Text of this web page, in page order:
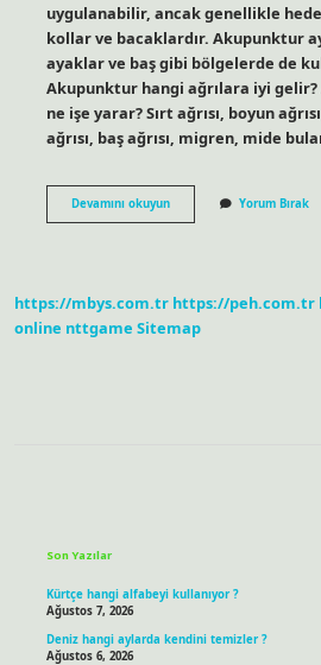
uygulanabilir, ancak genellikle
kollar ve bacaklardır. Akupunktur
ayaklar ve baş gibi bölgelerde de
Akupunktur hangi ağrılara iyi
ne işe yarar? Sırt ağrısı, boyun
ağrısı, baş ağrısı, migren, mide
Devamını okuyunAkupunktur
Hangi
Yorum Bırak
https://mbys.com.tr https://peh.com.tr
online nttgame Sitemap
Son Yazılar
Kürtçe hangi alfabeyi kullanıyor ?
Ağustos 7, 2026
Deniz hangi aylarda kendini temizler ?
Ağustos 6, 2026